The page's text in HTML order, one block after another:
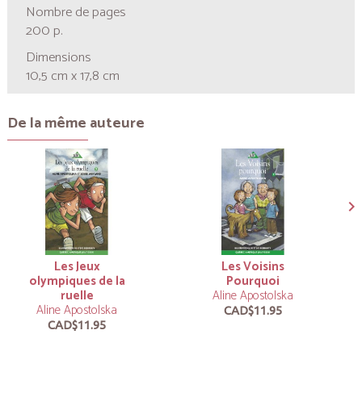
Nombre de pages
200 p.
Dimensions
10,5 cm x 17,8 cm
De la même auteure
Les Jeux
olympiques de la
ruelle
Aline Apostolska
CAD$11.95
Les Voisins
Pourquoi
Aline Apostolska
CAD$11.95